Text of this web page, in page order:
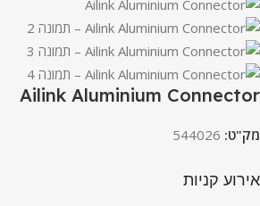
Ailink Aluminium Connector
מק"ט: 544026
אירוע קניות